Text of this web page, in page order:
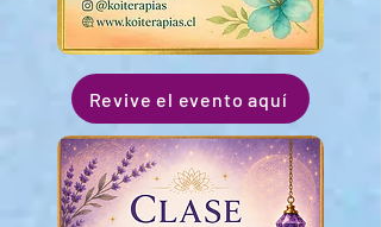
Revive el evento aquí